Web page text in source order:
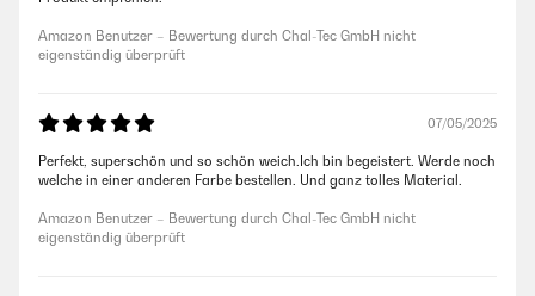
Amazon Benutzer – Bewertung durch Chal-Tec GmbH nicht
eigenständig überprüft
07/05/2025
Perfekt, superschön und so schön weich.Ich bin begeistert. Werde noch
welche in einer anderen Farbe bestellen. Und ganz tolles Material.
Amazon Benutzer – Bewertung durch Chal-Tec GmbH nicht
eigenständig überprüft